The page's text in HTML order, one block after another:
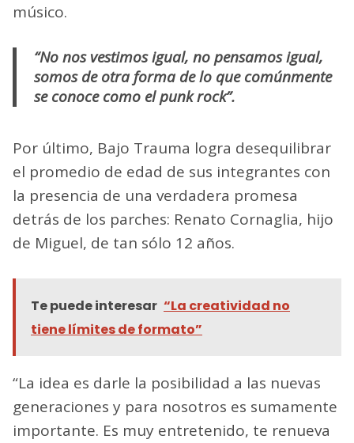
músico.
“No nos vestimos igual, no pensamos igual,
somos de otra forma de lo que comúnmente
se conoce como el punk rock”.
Por último, Bajo Trauma logra desequilibrar
el promedio de edad de sus integrantes con
la presencia de una verdadera promesa
detrás de los parches: Renato Cornaglia, hijo
de Miguel, de tan sólo 12 años.
Te puede interesar “La creatividad no
tiene límites de formato”
“La idea es darle la posibilidad a las nuevas
generaciones y para nosotros es sumamente
importante. Es muy entretenido, te renueva